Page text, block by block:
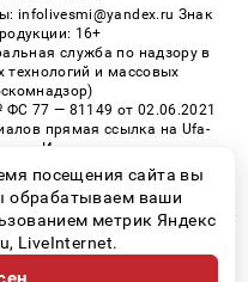
infolivesmi@yandex.ru Знак
16+
служба по надзору в
и массовых
77 — 81149 от 02.06.2021
прямая ссылка на Ufa-
в Интернете возможно
разрешения.
защищены
сайта 16+
посещения сайта вы
обрабатываем ваши
метрик Яндекс
LiveInternet.